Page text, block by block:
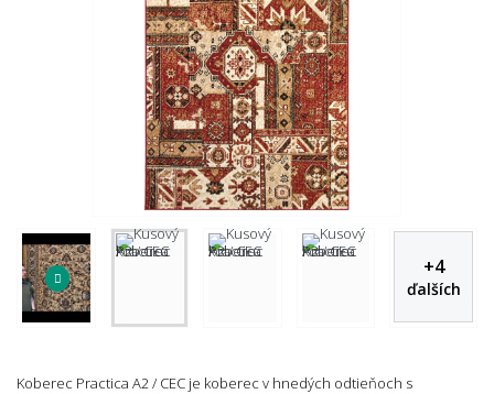
+4
ďalších
Koberec Practica A2 / CEC je koberec v hnedých odtieňoch s